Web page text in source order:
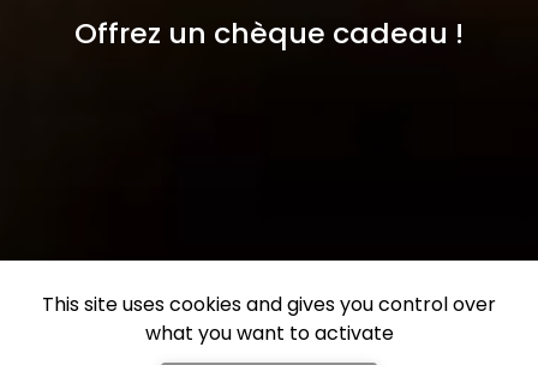
Offrez un chèque cadeau !
This site uses cookies and gives you control over
what you want to activate